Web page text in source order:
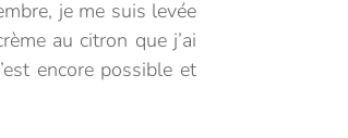
je me suis levée
au citron que j’ai
encore possible et